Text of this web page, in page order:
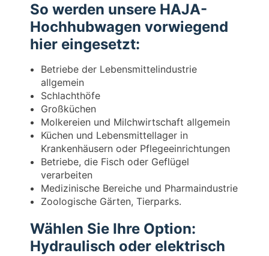
So werden unsere HAJA-
Hochhubwagen vorwiegend
hier eingesetzt:
Betriebe der Lebensmittelindustrie
allgemein
Schlachthöfe
Großküchen
Molkereien und Milchwirtschaft allgemein
Küchen und Lebensmittellager in
Krankenhäusern oder Pflegeeinrichtungen
Betriebe, die Fisch oder Geflügel
verarbeiten
Medizinische Bereiche und Pharmaindustrie
Zoologische Gärten, Tierparks.
Wählen Sie Ihre Option:
Hydraulisch oder elektrisch